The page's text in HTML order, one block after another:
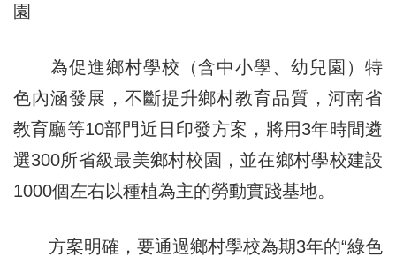
園
為促進鄉村學校（含中小學、幼兒園）特
色內涵發展，不斷提升鄉村教育品質，河南省
教育廳等10部門近日印發方案，將用3年時間遴
選300所省級最美鄉村校園，並在鄉村學校建設
1000個左右以種植為主的勞動實踐基地。
方案明確，要通過鄉村學校為期3年的“綠色